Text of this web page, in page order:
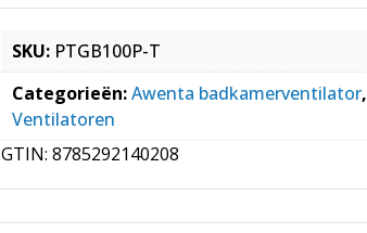
SKU: PTGB100P-T
Categorieën:Awenta badkamerventilator,
Ventilatoren
GTIN: 8785292140208